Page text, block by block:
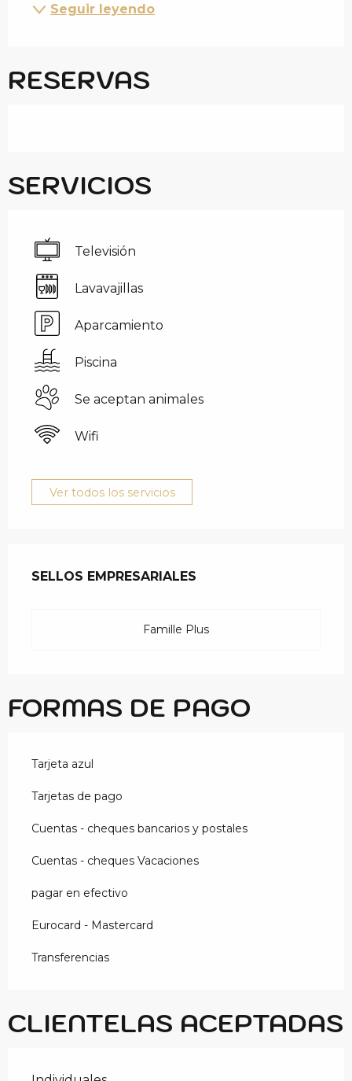
Seguir leyendo
RESERVAS
SERVICIOS
Televisión
Lavavajillas
Aparcamiento
Piscina
Se aceptan animales
Wifi
Ver todos los servicios
SELLOS EMPRESARIALES
SELLOS EMPRESARIALES
Famille Plus
FORMAS DE PAGO
Tarjeta azul
Tarjetas de pago
Cuentas - cheques bancarios y postales
Cuentas - cheques Vacaciones
pagar en efectivo
Eurocard - Mastercard
Transferencias
CLIENTELAS ACEPTADAS